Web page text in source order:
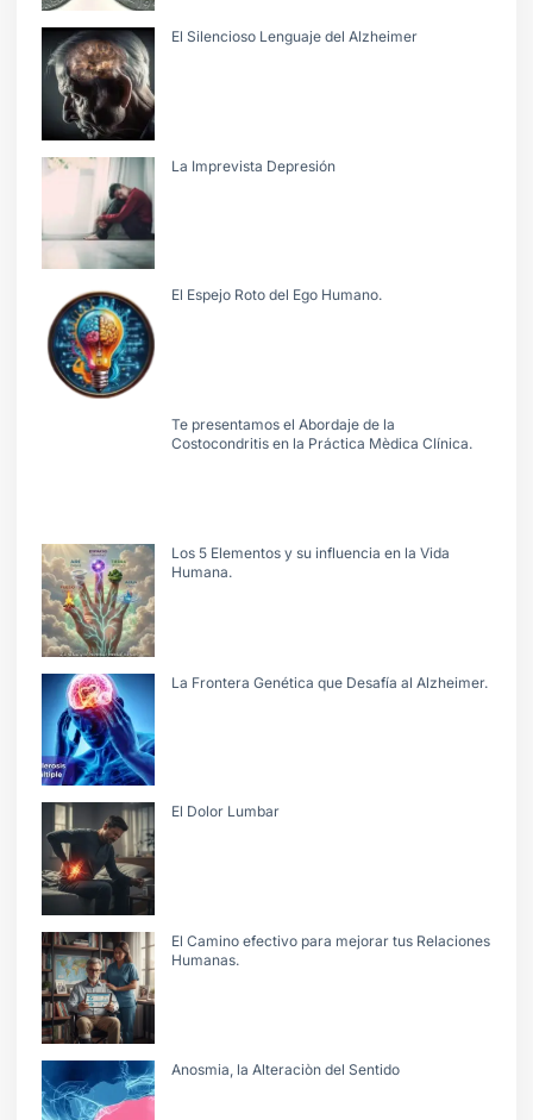
El Silencioso Lenguaje del Alzheimer
La Imprevista Depresión
El Espejo Roto del Ego Humano.
Te presentamos el Abordaje de la
Costocondritis en la Práctica Mèdica Clínica.
Los 5 Elementos y su influencia en la Vida
Humana.
La Frontera Genética que Desafía al Alzheimer.
El Dolor Lumbar
El Camino efectivo para mejorar tus Relaciones
Humanas.
Anosmia, la Alteraciòn del Sentido